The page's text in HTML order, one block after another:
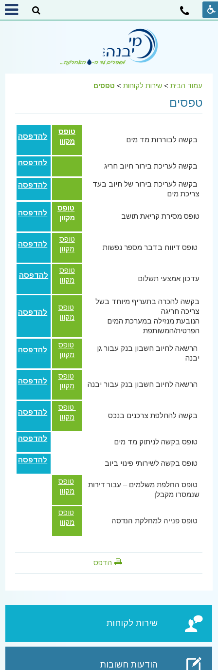
שירות לקוחות
הודעות חשובות
עמוד הבית> שירות לקוחות> טפסים
טפסים
בקשה לבוררות מד מים
טופס
מקוון
להדפסה
בקשה לעריכת בירור חיוב חריג להדפסה
בקשה לעריכת בירור של חיוב בעד
צריכת מים
להדפסה
טופס מסירת קריאת תושב
טופס
מקוון
להדפסה
טופס דיווח בדבר מספר נפשות
טופס
מקוון
להדפסה
עדכון אמצעי תשלום
טופס
מקוון
להדפסה
בקשה להכרה בתעריף מיוחד בשל
צריכה חריגה
הנובעת מנזילה במערכת המים
הפרטית/המשותפת
טופס
מקוון
להדפסה
הרשאה לחיוב חשבון בנק עבור גן
יבנה
טופס
מקוון
להדפסה
הרשאה לחיוב חשבון בנק עבור יבנה
טופס
מקוון
להדפסה
בקשה להחלפת צרכנים בנכס
טופס
מקוון
להדפסה
טופס בקשה לניתוק מד מים להדפסה
טופס בקשה לשירותי פינוי ביוב להדפסה
טופס החלפת משלמים – עבור דירות
שנמסרו מקבלן
טופס
מקוון
טופס פנייה למחלקת הנדסה
טופס
מקוון
הדפס